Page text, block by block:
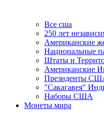
Все сша
250 лет
Американские
Национальные
Штаты и
Американские
Президенты
"Сакагавея"
Наборы США
Монеты мира